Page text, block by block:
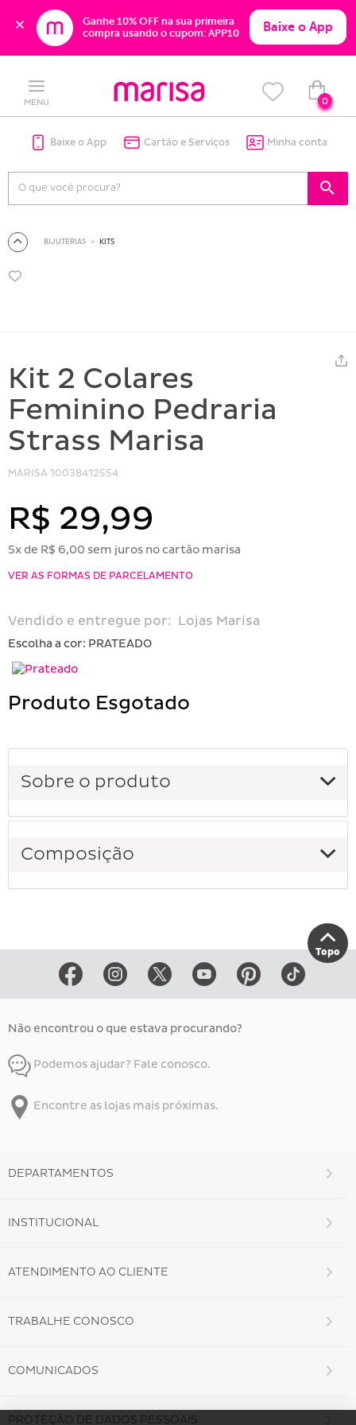
Ganhe 10% OFF na sua primeira
compra usando o cupom: APP10
Baixe o App
content
navigation
MENU 0
Baixe o App Cartão e Serviços Minha conta
BIJUTERIAS KITS
Kit 2 Colares
Feminino Pedraria
Strass Marisa
MARISA 10038412554
R$ 29,99
5x de R$ 6,00 sem juros no cartão marisa
VER AS FORMAS DE PARCELAMENTO
Vendido e entregue por: Lojas Marisa
Escolha a cor: PRATEADO
Produto Esgotado
Sobre o produto
Composição
Topo
Não encontrou o que estava procurando?
Podemos ajudar? Fale conosco.
Encontre as lojas mais próximas.
DEPARTAMENTOS
INSTITUCIONAL
ATENDIMENTO AO CLIENTE
TRABALHE CONOSCO
COMUNICADOS
PROTEÇÃO DE DADOS PESSOAIS